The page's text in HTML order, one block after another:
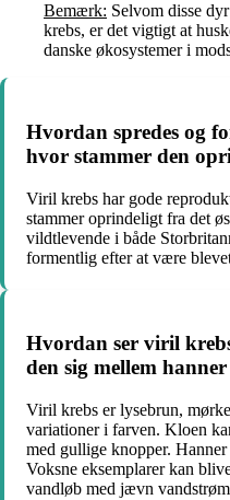
Bemærk: Selvom disse
krebs, er det vigtigt at
danske økosystemer i
Hvordan spredes og
hvor stammer den
Viril krebs har gode
stammer oprindeligt fra det
vildtlevende i både
formentlig efter at være
Hvordan ser viril
den sig mellem
Viril krebs er lysebrun,
variationer i farven. Kloen
med gullige knopper.
Voksne eksemplarer kan
vandløb med jævn